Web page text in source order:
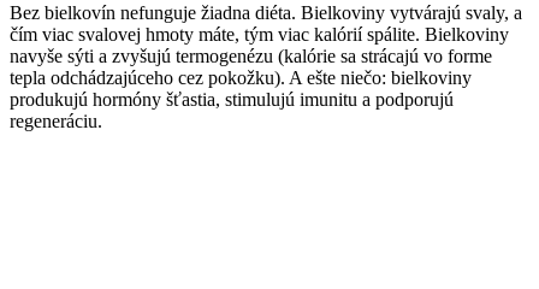
Bez bielkovín nefunguje žiadna diéta. Bielkoviny vytvárajú svaly, a
čím viac svalovej hmoty máte, tým viac kalórií spálite. Bielkoviny
navyše sýti a zvyšujú termogenézu (kalórie sa strácajú vo forme
tepla odchádzajúceho cez pokožku). A ešte niečo: bielkoviny
produkujú hormóny šťastia, stimulujú imunitu a podporujú
regeneráciu.